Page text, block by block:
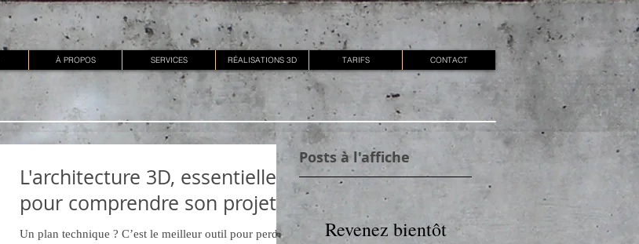
À PROPOS SERVICES RÉALISATIONS 3D TARIFS CONTACT
L'architecture 3D, essentielle
pour comprendre son projet
Un plan technique ? C’est le meilleur outil pour perdre
Posts à l'affiche
Revenez bientôt